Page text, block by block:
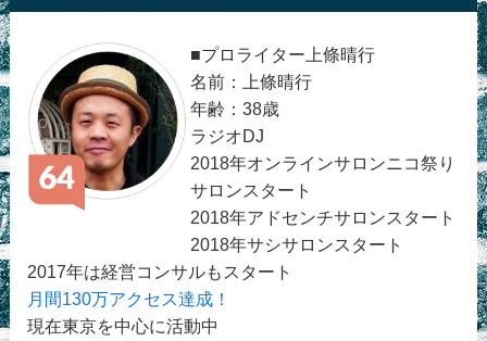
■プロライター上條晴行
名前：上條晴行
年齢：38歳
ラジオDJ
2018年オンラインサロンニコ祭り
サロンスタート
2018年アドセンチサロンスタート
2018年サシサロンスタート
2017年は経営コンサルもスタート
月間130万アクセス達成！
現在東京を中心に活動中